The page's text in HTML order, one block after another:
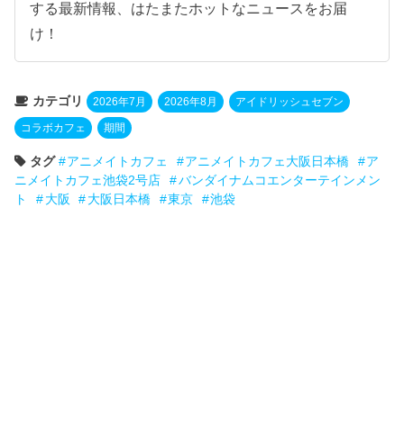
する最新情報、はたまたホットなニュースをお届
け！
カテゴリ 2026年7月 2026年8月 アイドリッシュセブン
コラボカフェ 期間
タグ アニメイトカフェ アニメイトカフェ大阪日本橋
ア
ニメイトカフェ池袋2号店
バンダイナムコエンターテインメン
ト
大阪 大阪日本橋 東京 池袋